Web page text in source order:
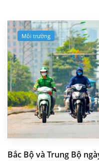
Môi trường
Bắc Bộ và Trung Bộ